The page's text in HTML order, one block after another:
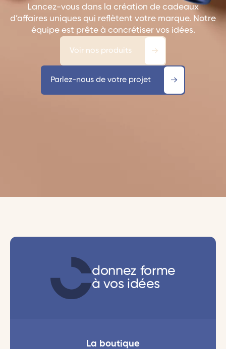
Lancez-vous dans la création de cadeaux
d’affaires uniques qui reflètent votre marque. Notre
équipe est prête à concrétiser vos idées.
Voir nos produits
Parlez-nous de votre projet
donnez forme
à vos idées
La boutique